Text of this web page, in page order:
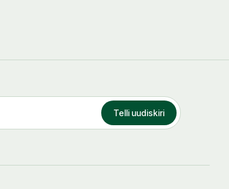
Telli uudiskiri